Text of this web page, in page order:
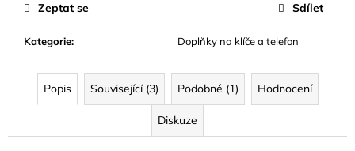
Kategorie: Doplňky na klíče a telefon
Zeptat se Sdílet
Popis Související (3) Podobné (1) Hodnocení
Diskuze
u
e